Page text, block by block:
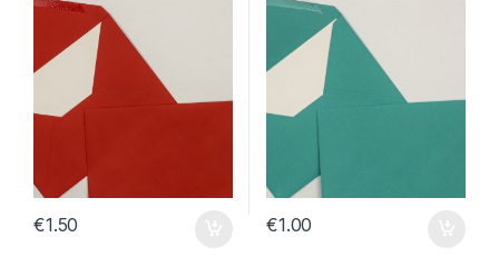
€1.50 €1.00